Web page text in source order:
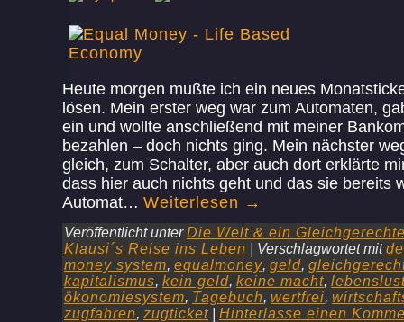
Heute morgen mußte ich ein neues
lösen. Mein erster weg war zum Automaten,
ein und wollte anschließend mit meiner
bezahlen – doch nichts ging. Mein nächster
gleich, zum Schalter, aber auch dort erklärte
dass hier auch nichts geht und das sie bereits
Automat… Weiterlesen →
Veröffentlicht unter Die Welt & ein
Klausi´s Reise ins Leben
Verschlagwortet mit
money system, equalmoney, geld,
kapitalismus, kein geld, keine macht,
ökonomiesystem, Tagebuch, wertfrei,
zugfahren, zugticket Hinterlasse einen